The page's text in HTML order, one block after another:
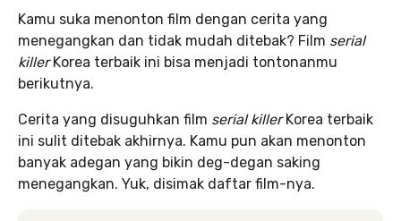
Kamu suka menonton film dengan cerita yang
menegangkan dan tidak mudah ditebak? Film serial
killerKorea terbaik ini bisa menjadi tontonanmu
berikutnya.
Cerita yang disuguhkan film serial killerKorea terbaik
ini sulit ditebak akhirnya. Kamu pun akan menonton
banyak adegan yang bikin deg-degan saking
menegangkan. Yuk, disimak daftar film-nya.